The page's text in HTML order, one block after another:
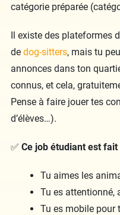
catégorie préparée
Il existe des plateformes
de dog-sitters, mais tu
annonces dans ton
connus, et cela,
Pense à faire jouer tes
d’élèves…).
✅ Ce job étudiant est
Tu aimes les
Tu es attentionné,
Tu es mobile pour